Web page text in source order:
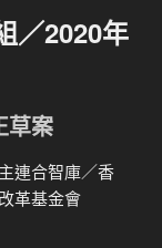
／2020年
草案
連合智庫／香
革基金會